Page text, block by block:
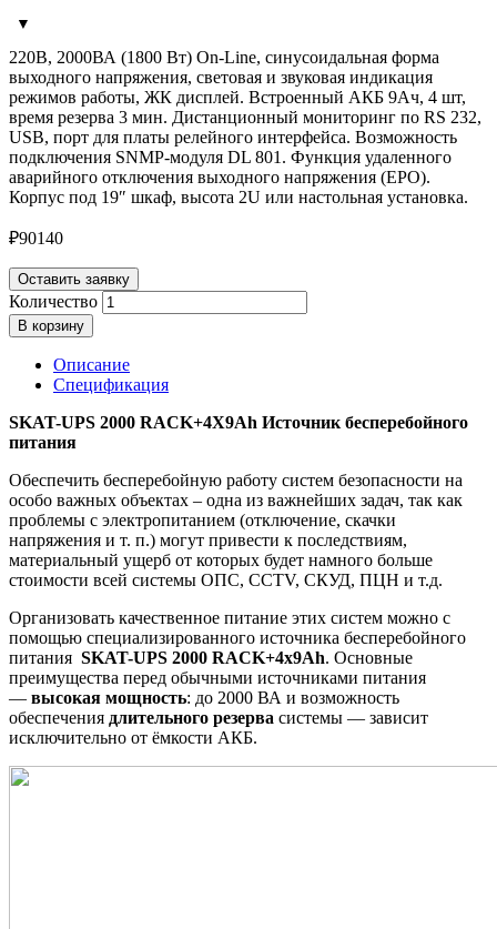
220В, 2000ВА (1800 Вт) On-Line, синусоидальная форма
выходного напряжения, световая и звуковая индикация
режимов работы, ЖК дисплей. Встроенный АКБ 9Ач, 4 шт,
время резерва 3 мин. Дистанционный мониторинг по RS 232,
USB, порт для платы релейного интерфейса. Возможность
подключения SNMP-модуля DL 801. Функция удаленного
аварийного отключения выходного напряжения (EPO).
Корпус под 19″ шкаф, высота 2U или настольная установка.
₽90140
Оставить заявку
Количество
В корзину
Описание
Спецификация
SKAT-UPS 2000 RACK+4X9Ah Источник бесперебойного
питания
Обеспечить бесперебойную работу систем безопасности на
особо важных объектах – одна из важнейших задач, так как
проблемы с электропитанием (отключение, скачки
напряжения и т. п.) могут привести к последствиям,
материальный ущерб от которых будет намного больше
стоимости всей системы ОПС, ССТV, СКУД, ПЦН и т.д.
Организовать качественное питание этих систем можно с
помощью специализированного источника бесперебойного
питания SKAT-UPS 2000 RACK+4x9Ah. Основные
преимущества перед обычными источниками питания
— высокая мощность: до 2000 ВА и возможность
обеспечения длительного резерва системы — зависит
исключительно от ёмкости АКБ.